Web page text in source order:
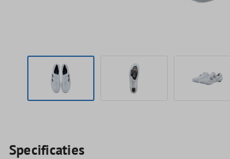
Specificaties